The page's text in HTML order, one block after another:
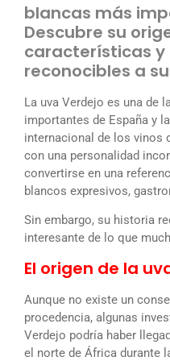
blancas más
Descubre su
características y
reconocibles a
La uva Verdejo es una de
importantes de España y
internacional de los vinos
con una personalidad
convertirse en una
blancos expresivos,
Sin embargo, su historia
interesante de lo que
El origen de la
Aunque no existe un
procedencia, algunas
Verdejo podría haber
el norte de África durante